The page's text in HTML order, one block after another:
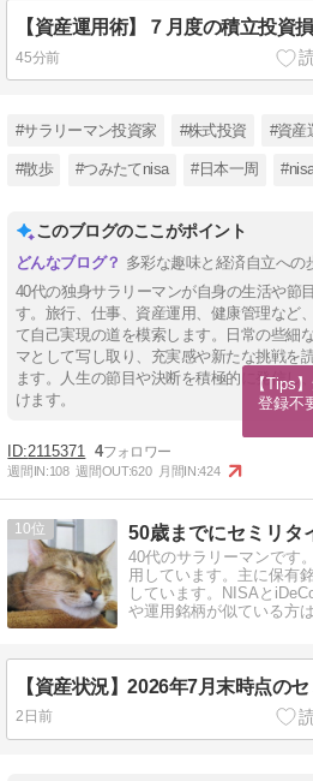
45分前
#サラリーマン投資家 #株式投資 #資産
#散歩 #つみたてnisa #日本一周
このブログのここがポイント
多彩な趣味と経済自立への
40代の独身サラリーマンが自身の生活や節
す。旅行、仕事、資産運用、健康管理など
て自己実現の道を模索します。日常の些細
マとして写し取り、充実感や新たな挑戦を
ます。人生の節目や決断を積極的に発信し
けます。
2115371 4
週間IN:108 週間OUT:620 月間IN:424
10 50歳までにセミリタ
40代のサラリーマンです
用しています。主に保有
しています。NISAと
や運用銘柄が似ている方
2日前
【Tips
登録不